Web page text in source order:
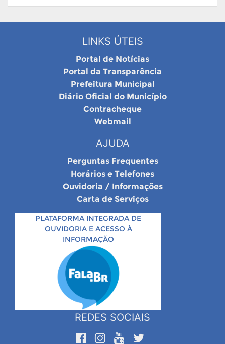
LINKS ÚTEIS
Portal de Notícias
Portal da Transparência
Prefeitura Municipal
Diário Oficial do Município
Contracheque
Webmail
AJUDA
Perguntas Frequentes
Horários e Telefones
Ouvidoria / Informações
Carta de Serviços
PLATAFORMA INTEGRADA DE
OUVIDORIA E ACESSO À
INFORMAÇÃO
REDES SOCIAIS